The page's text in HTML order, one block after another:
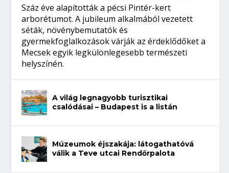
Száz éve alapították a pécsi Pintér-kert
arborétumot. A jubileum alkalmából vezetett
séták, növénybemutatók és
gyermekfoglalkozások várják az érdeklődőket a
Mecsek egyik legkülönlegesebb természeti
helyszínén.
A világ legnagyobb turisztikai
csalódásai – Budapest is a listán
Múzeumok éjszakája: látogathatóvá
válik a Teve utcai Rendőrpalota